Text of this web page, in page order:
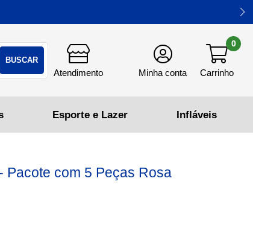
BUSCAR
0
Pacote com 5 Peças Rosa